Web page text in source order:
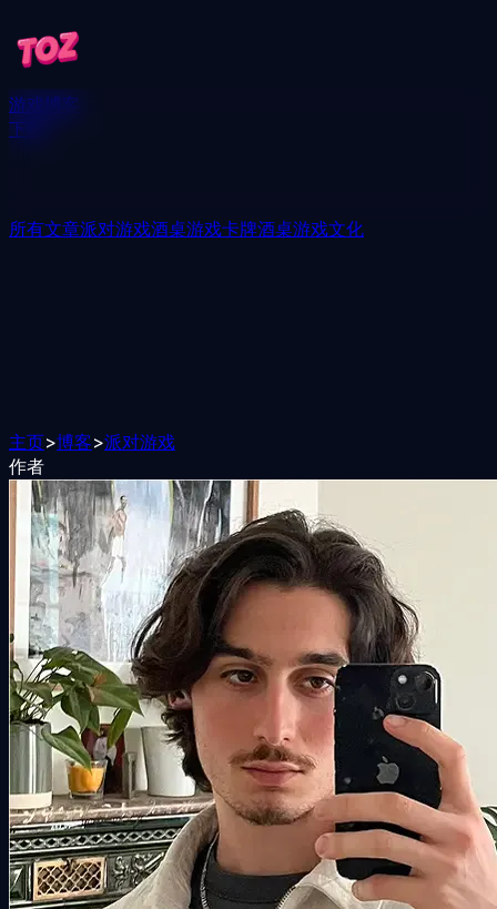
游戏博客
下载
所有文章派对游戏酒桌游戏卡牌酒桌游戏文化
主页>博客>派对游戏
作者